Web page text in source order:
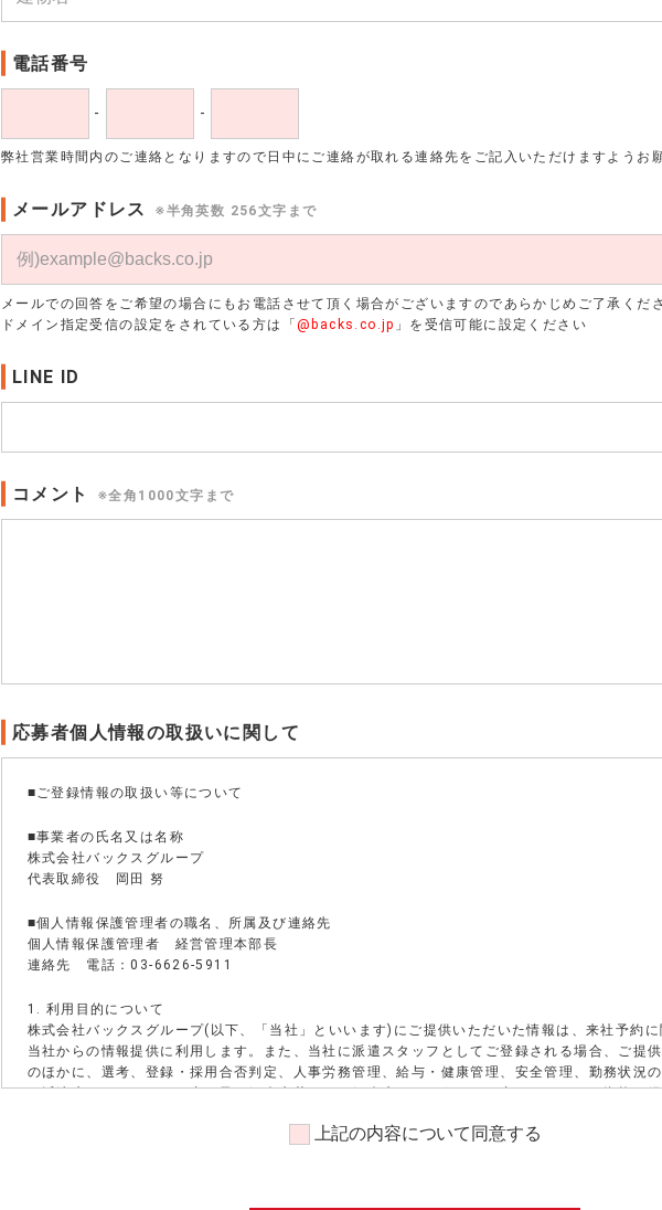
電話番号
- -
弊社営業時間内のご連絡となりますので日中にご連絡が取れる連絡先をご記入いただけますようお
メールアドレス ※半角英数 256文字まで
メールでの回答をご希望の場合にもお電話させて頂く場合がございますのであらかじめご了承くだ
ドメイン指定受信の設定をされている方は「@backs.co.jp 」を受信可能に設定ください
LINE ID
コメント ※全角1000文字まで
応募者個人情報の取扱いに関して
■ご登録情報の取扱い等について
■事業者の氏名又は名称
株式会社バックスグループ
代表取締役 岡田 努
■個人情報保護管理者の職名、所属及び連絡先
個人情報保護管理者 経営管理本部長
連絡先 電話：03-6626-5911
1. 利用目的について
株式会社バックスグループ(以下、「当社」といいます)にご提供いただいた情報は、来社予約
当社からの情報提供に利用します。また、当社に派遣スタッフとしてご登録される場合、ご提
のほかに、選考、登録・採用合否判定、人事労務管理、給与・健康管理、安全管理、勤務状況
は派遣先になろうとする者、又は紹介先若しくは紹介先になろうとする者へのスキル・資格・
研修等）、資料の送付、提供、その他、派遣業務、紹介業務管理等、及びこれらに準ずる目的
上記の内容について同意する